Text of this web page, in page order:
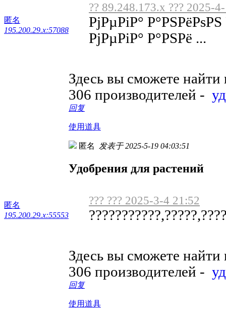
匿名
195.200.29.x:57088
?? 89.248.173.x ??? 2025-
РјРµРіР°
РјРµРіР° Р°РЅРё ...
Здесь вы сможете
306 производителей -
回复
使用道具
匿名
195.200.29.x:55553
匿名 发表于 2025-5-19 04:03:51
Удобрения для растений
??? ??? 2025-3-4 21:52
Здесь вы сможете
306 производителей -
回复
使用道具